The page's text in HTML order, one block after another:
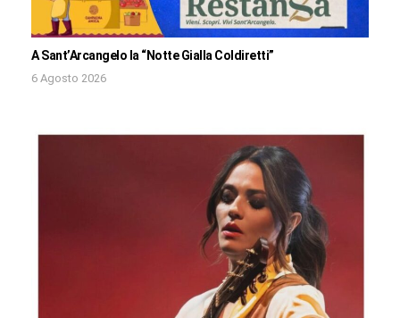
A Sant’Arcangelo la “Notte Gialla Coldiretti”
6 Agosto 2026